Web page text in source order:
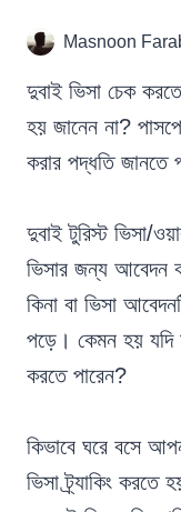
Masnoon
দুবাই ভিসা চেক
হয় জানেন না?
করার পদ্ধতি জানতে
দুবাই টুরিস্ট ভিসা/
ভিসার জন্য আবেদন
কিনা বা ভিসা
পড়ে। কেমন হয় যদি
করতে পারেন?
কিভাবে ঘরে বসে
ভিসা ট্র্যাকিং করতে